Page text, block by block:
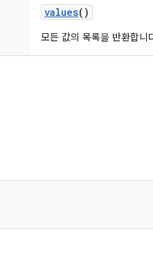
values()
모든 값의 목록을 반환합니